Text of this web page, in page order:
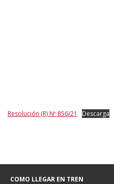
Resolución (R) Nº 856/21 Descarga
COMO LLEGAR EN TREN